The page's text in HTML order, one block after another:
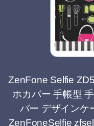
ZenFone Selfie
ホカバー 手帳型
バー デザインケ
ZenFoneSelfie